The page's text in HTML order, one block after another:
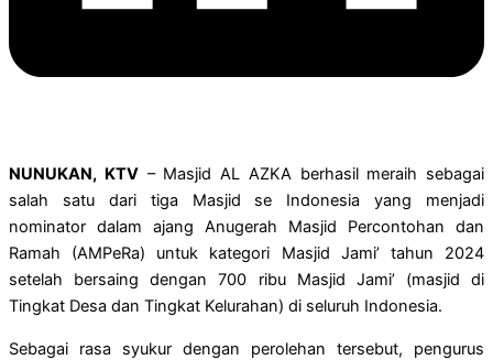
NUNUKAN, KTV– Masjid AL AZKA berhasil meraih sebagai
salah satu dari tiga Masjid se Indonesia yang menjadi
nominator dalam ajang Anugerah Masjid Percontohan dan
Ramah (AMPeRa) untuk kategori Masjid Jami’ tahun 2024
setelah bersaing dengan 700 ribu Masjid Jami’ (masjid di
Tingkat Desa dan Tingkat Kelurahan) di seluruh Indonesia.
Sebagai rasa syukur dengan perolehan tersebut, pengurus